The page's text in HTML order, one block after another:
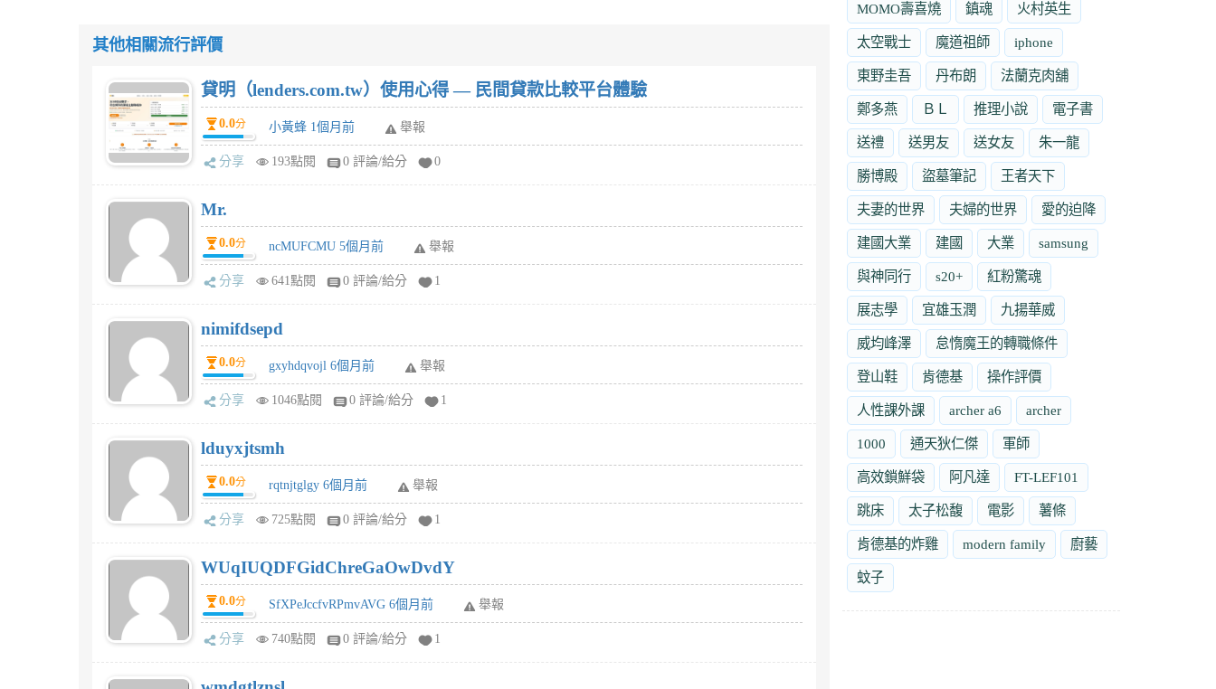
其他相關流行評價
貸明（lenders.com.tw）使用心得 — 民間貸款比較平台體驗
0.0分 小黃蜂 1個月前 舉報
分享 193點閱 0 評論/給分 0
Mr.
0.0分 ncMUFCMU 5個月前 舉報
分享 641點閱 0 評論/給分 1
nimifdsepd
0.0分 gxyhdqvojl 6個月前 舉報
分享 1046點閱 0 評論/給分 1
lduyxjtsmh
0.0分 rqtnjtglgy 6個月前 舉報
分享 725點閱 0 評論/給分 1
WUqIUQDFGidChreGaOwDvdY
0.0分 SfXPeJccfvRPmvAVG 6個月前 舉報
分享 740點閱 0 評論/給分 1
MOMO壽喜燒 鎮魂 火村英生
太空戰士 魔道祖師 iphone
東野圭吾 丹布朗 法蘭克肉舖
鄭多燕 ＢＬ 推理小說 電子書
送禮 送男友 送女友 朱一龍
勝博殿 盜墓筆記 王者天下
夫妻的世界 夫婦的世界 愛的迫降
建國大業 建國 大業 samsung
與神同行 s20+ 紅粉驚魂
展志學 宜雄玉潤 九揚華威
威均峰澤 怠惰魔王的轉職條件
登山鞋 肯德基 操作評價
人性課外課 archer a6 archer
1000 通天狄仁傑 軍師
高效鎖鮮袋 阿凡達 FT-LEF101
跳床 太子松馥 電影 薯條
肯德基的炸雞 modern family 廚藝
蚊子